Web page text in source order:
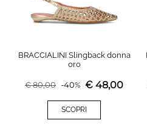
BRACCIALINI Slingback donna
oro
€80,00 -40% € 48,00
SCOPRI